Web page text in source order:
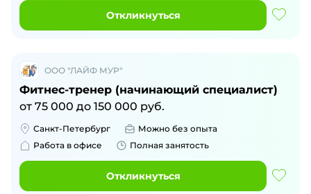
Откликнуться
ООО "ЛАЙФ МУР"
Фитнес-тренер (начинающий специалист)
от 75 000 до 150 000 руб.
Санкт-Петербург
Можно без опыта
Работа в офисе
Полная занятость
Откликнуться